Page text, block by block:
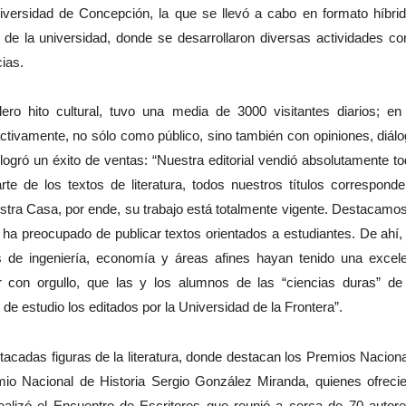
de Concepción, la que se llevó a cabo en formato
la universidad, donde se desarrollaron diversas actividades
hito cultural, tuvo una media de 3000 visitantes diarios;
no sólo como público, sino también con opiniones,
un éxito de ventas: “Nuestra editorial vendió absolutamente
de los textos de literatura, todos nuestros títulos
Casa, por ende, su trabajo está totalmente vigente.
preocupado de publicar textos orientados a estudiantes. De ahí,
ingeniería, economía y áreas afines hayan tenido una
con orgullo, que las y los alumnos de las “ciencias duras”
estudio los editados por la Universidad de la Frontera”.
figuras de la literatura, donde destacan los Premios
Nacional de Historia Sergio González Miranda, quienes